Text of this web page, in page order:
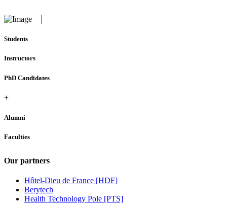
Students
Instructors
PhD Candidates
+
Alumni
Faculties
Our partners
Hôtel-Dieu de France [HDF]
Berytech
Health Technology Pole [PTS]